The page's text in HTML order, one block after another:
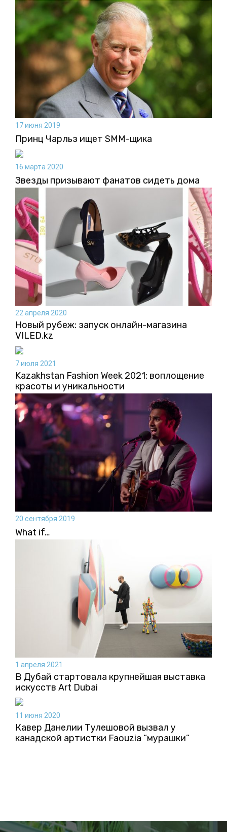
17 июня 2019
Принц Чарльз ищет SMM-щика
16 марта 2020
Звезды призывают фанатов сидеть дома
22 апреля 2020
Новый рубеж: запуск онлайн-магазина
VILED.kz
7 июля 2021
Kazakhstan Fashion Week 2021: воплощение
красоты и уникальности
20 сентября 2019
What if…
1 апреля 2021
В Дубай стартовала крупнейшая выставка
искусств Art Dubai
11 июня 2020
Кавер Данелии Тулешовой вызвал у
канадской артистки Faouzia “мурашки”